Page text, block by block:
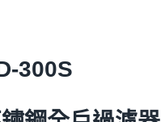
300S